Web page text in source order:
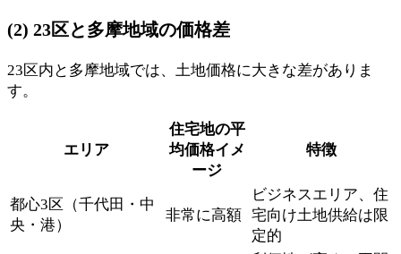
(2) 23区と多摩地域の価格差
23区内と多摩地域では、土地価格に大きな差がありま
す。
エリア
住宅地の平
均価格イメ
ージ
特徴
都心3区（千代田・中
央・港）
非常に高額
ビジネスエリア、住
宅向け土地供給は限
定的